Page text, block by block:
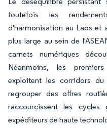
toutefois les
d'harmonisation au Laos et
plus large au sein de
carnets numériques
Néanmoins, les
exploitent les corridors du
regrouper des offres
raccourcissent les cycles
expéditeurs de haute